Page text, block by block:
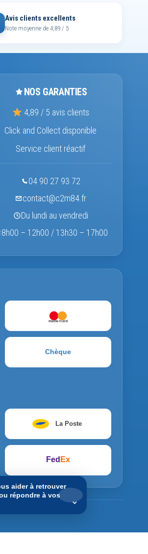
Avis clients excellents
Note moyenne de 4,89 / 5
NOS GARANTIES
4,89 / 5 avis clients
Click and Collect disponible
Service client réactif
04 90 27 93 72
contact@c2m84.fr
Du lundi au vendredi
8h00 – 12h00 / 13h30 – 17h00
mastercard
Chèque
La Poste
Fed Ex
aider à retrouver
répondre à vos
⌄